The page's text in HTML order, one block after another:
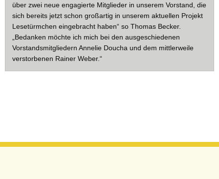
über zwei neue engagierte Mitglieder in unserem Vorstand, die
sich bereits jetzt schon großartig in unserem aktuellen Projekt
Lesetürmchen eingebracht haben“ so Thomas Becker.
„Bedanken möchte ich mich bei den ausgeschiedenen
Vorstandsmitgliedern Annelie Doucha und dem mittlerweile
verstorbenen Rainer Weber.“